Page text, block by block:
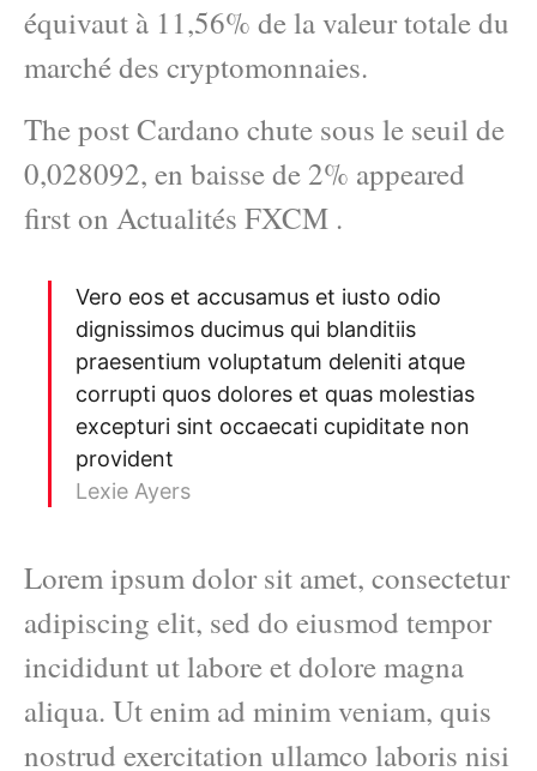
équivaut à 11,56% de la valeur totale du
marché des cryptomonnaies.
The post Cardano chute sous le seuil de
0,028092, en baisse de 2% appeared
first on Actualités FXCM .
Vero eos et accusamus et iusto odio
dignissimos ducimus qui blanditiis
praesentium voluptatum deleniti atque
corrupti quos dolores et quas molestias
excepturi sint occaecati cupiditate non
provident
Lexie Ayers
Lorem ipsum dolor sit amet, consectetur
adipiscing elit, sed do eiusmod tempor
incididunt ut labore et dolore magna
aliqua. Ut enim ad minim veniam, quis
nostrud exercitation ullamco laboris nisi